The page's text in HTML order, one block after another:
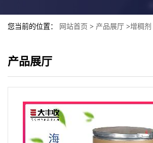
您当前的位置： 网站首页 > 产品展厅 >增稠剂
产品展厅